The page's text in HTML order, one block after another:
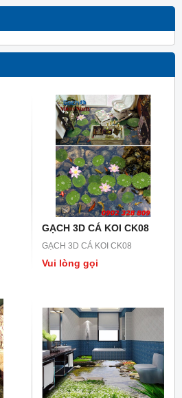
GẠCH 3D CÁ KOI CK08
GẠCH 3D CÁ KOI CK08
Vui lòng gọi